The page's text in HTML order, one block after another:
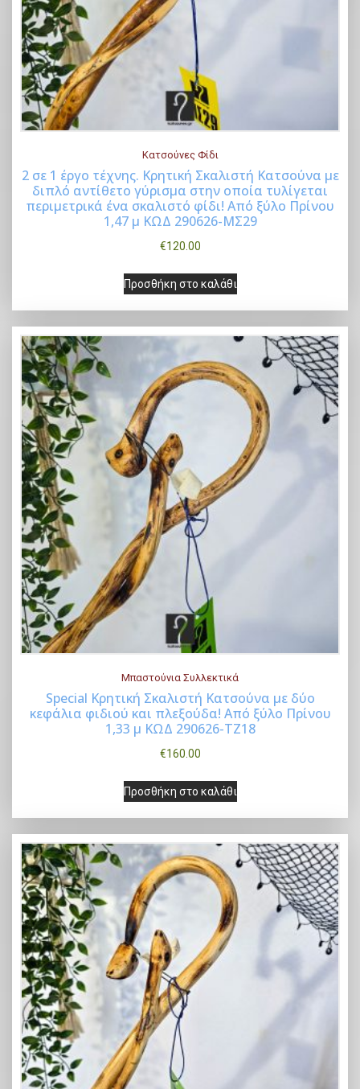
Buy Now
Κατσούνες Φίδι
2 σε 1 έργο τέχνης. Κρητική Σκαλιστή Κατσούνα με
διπλό αντίθετο γύρισμα στην οποία τυλίγεται
περιμετρικά ένα σκαλιστό φίδι! Από ξύλο Πρίνου
1,47 μ ΚΩΔ 290626-ΜΣ29
€120.00
Προσθήκη στο καλάθι
Buy Now
Μπαστούνια Συλλεκτικά
Special Κρητική Σκαλιστή Κατσούνα με δύο
κεφάλια φιδιού και πλεξούδα! Από ξύλο Πρίνου
1,33 μ ΚΩΔ 290626-ΤΖ18
€160.00
Προσθήκη στο καλάθι